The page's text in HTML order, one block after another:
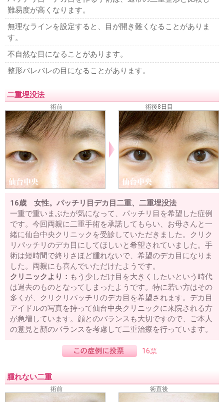
再発しない腋臭多汗症
他院修正
難くなった
二重切開法の修正時期
二重繰り返し修正
整形顔修正
眼瞼下垂失敗による左右差
二重が取れた・元に戻った
三重まぶたを二重にする
眼精疲労・肩こり・頭痛
ムラ法失敗
鼻プロテーゼが曲がっている
鼻プロテーゼ入
れ替え
小鼻縮小失敗 鼻尖縮小失敗 隆鼻注射失敗
レデ
ィエッセ失敗・除去
くぼみ目注射失敗 口唇注射失敗
ワ
キガの再手術
名医を知りたい
二重の名医を知りたい
埋没法の名医を知りたい
当院のご案内 料金表 アクセス 相談・質問 ご予約
難易度が高くなります。
無理なラインを設定すると、目が開き難くなることがありま
す。
不自然な目になることがあります。
整形バレバレの目になることがあります。
二重埋没法
術前 術後8日目
16歳 女性。パッチリ目デカ目二重、二重埋没法
一重で重いまぶたが気になって、パッチリ目を希望した症例
です。今回両親に二重手術を承諾してもらい、お母さんと一
緒に仙台中央クリニックを受診していただきました。クリク
リパッチリのデカ目にしてほしいと希望されていました。手
術は短時間で終りさほど腫れないで、希望のデカ目になりま
した。両親にも喜んでいただけたようです。
クリニックより： もう少しだけ目を大きくしたいという時代
は過去のものとなってしまったようです。特に若い方はその
多くが、クリクリパッチリのデカ目を希望されます。デカ目
アイドルの写真を持って仙台中央クリニックに来院される方
が急増しています。顔とのバランスも大切ですので、ご本人
の意見と顔のバランスを考慮して二重治療を行っています。
16票
腫れない二重
術前 術直後